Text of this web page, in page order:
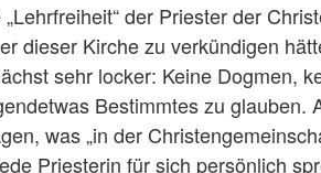
der Priester der
dieser Kirche zu verkündigen
sehr locker: Keine Dogmen,
Bestimmtes zu glauben.
was „in der
Priesterin für sich persönlich